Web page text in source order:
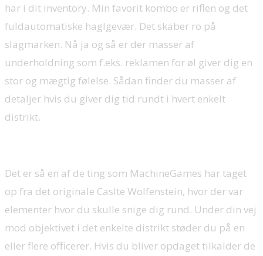
har i dit inventory. Min favorit kombo er riflen og det
fuldautomatiske haglgevær. Det skaber ro på
slagmarken. Nå ja og så er der masser af
underholdning som f.eks. reklamen for øl giver dig en
stor og mægtig følelse. Sådan finder du masser af
detaljer hvis du giver dig tid rundt i hvert enkelt
distrikt.
Det er så en af de ting som MachineGames har taget
op fra det originale Caslte Wolfenstein, hvor der var
elementer hvor du skulle snige dig rund. Under din vej
mod objektivet i det enkelte distrikt støder du på en
eller flere officerer. Hvis du bliver opdaget tilkalder de